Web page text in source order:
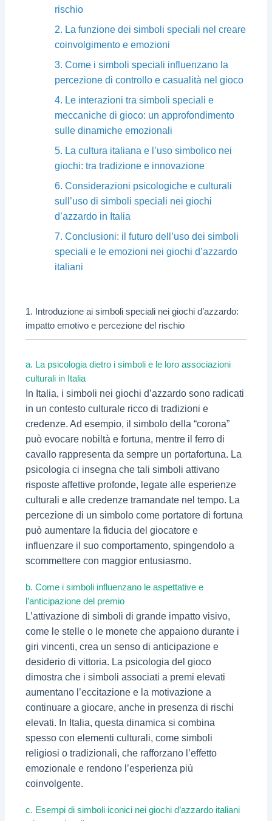
rischio
2. La funzione dei simboli speciali nel creare
coinvolgimento e emozioni
3. Come i simboli speciali influenzano la
percezione di controllo e casualità nel gioco
4. Le interazioni tra simboli speciali e
meccaniche di gioco: un approfondimento
sulle dinamiche emozionali
5. La cultura italiana e l’uso simbolico nei
giochi: tra tradizione e innovazione
6. Considerazioni psicologiche e culturali
sull’uso di simboli speciali nei giochi
d’azzardo in Italia
7. Conclusioni: il futuro dell’uso dei simboli
speciali e le emozioni nei giochi d’azzardo
italiani
1. Introduzione ai simboli speciali nei giochi d’azzardo:
impatto emotivo e percezione del rischio
a. La psicologia dietro i simboli e le loro associazioni
culturali in Italia
In Italia, i simboli nei giochi d’azzardo sono radicati
in un contesto culturale ricco di tradizioni e
credenze. Ad esempio, il simbolo della “corona”
può evocare nobiltà e fortuna, mentre il ferro di
cavallo rappresenta da sempre un portafortuna. La
psicologia ci insegna che tali simboli attivano
risposte affettive profonde, legate alle esperienze
culturali e alle credenze tramandate nel tempo. La
percezione di un simbolo come portatore di fortuna
può aumentare la fiducia del giocatore e
influenzare il suo comportamento, spingendolo a
scommettere con maggior entusiasmo.
b. Come i simboli influenzano le aspettative e
l’anticipazione del premio
L’attivazione di simboli di grande impatto visivo,
come le stelle o le monete che appaiono durante i
giri vincenti, crea un senso di anticipazione e
desiderio di vittoria. La psicologia del gioco
dimostra che i simboli associati a premi elevati
aumentano l’eccitazione e la motivazione a
continuare a giocare, anche in presenza di rischi
elevati. In Italia, questa dinamica si combina
spesso con elementi culturali, come simboli
religiosi o tradizionali, che rafforzano l’effetto
emozionale e rendono l’esperienza più
coinvolgente.
c. Esempi di simboli iconici nei giochi d’azzardo italiani